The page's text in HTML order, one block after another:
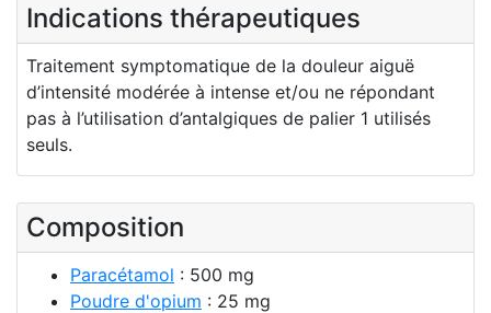
Indications thérapeutiques
Traitement symptomatique de la douleur aiguë
d’intensité modérée à intense et/ou ne répondant
pas à l’utilisation d’antalgiques de palier 1 utilisés
seuls.
Composition
Paracétamol : 500 mg
Poudre d'opium : 25 mg